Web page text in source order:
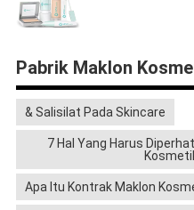
Pabrik Maklon
& Salisilat Pada Skincare
7 Hal Yang Harus
Apa Itu Kontrak Maklon